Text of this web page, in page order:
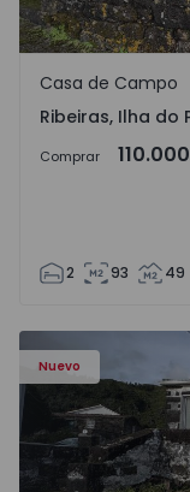
Ribeiras, Ilha do
Casa de Campo
Ribeiras, Ilha do
Comprar
2 93 49
Nuevo
Casa de Campo